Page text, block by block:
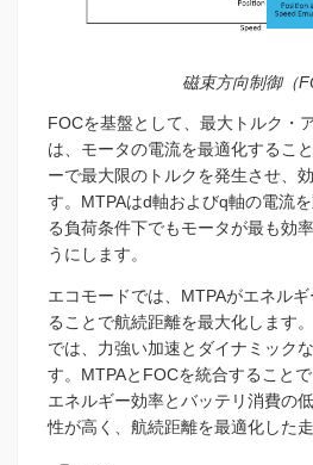
磁束方向制御（
FOCを基盤として、最大トルク・
は、モータの電流を最適化するこ
ーで最大限のトルクを発生させ、
す。MTPAはd軸およびq軸の電流
る負荷条件下でもモータが最も効
うにします。
エコモードでは、MTPAがエネル
ることで航続距離を最大化します
では、力強い加速とダイナミック
す。MTPAとFOCを統合すること
エネルギー効率とバッテリ消費の
性が高く、航続距離を最適化した